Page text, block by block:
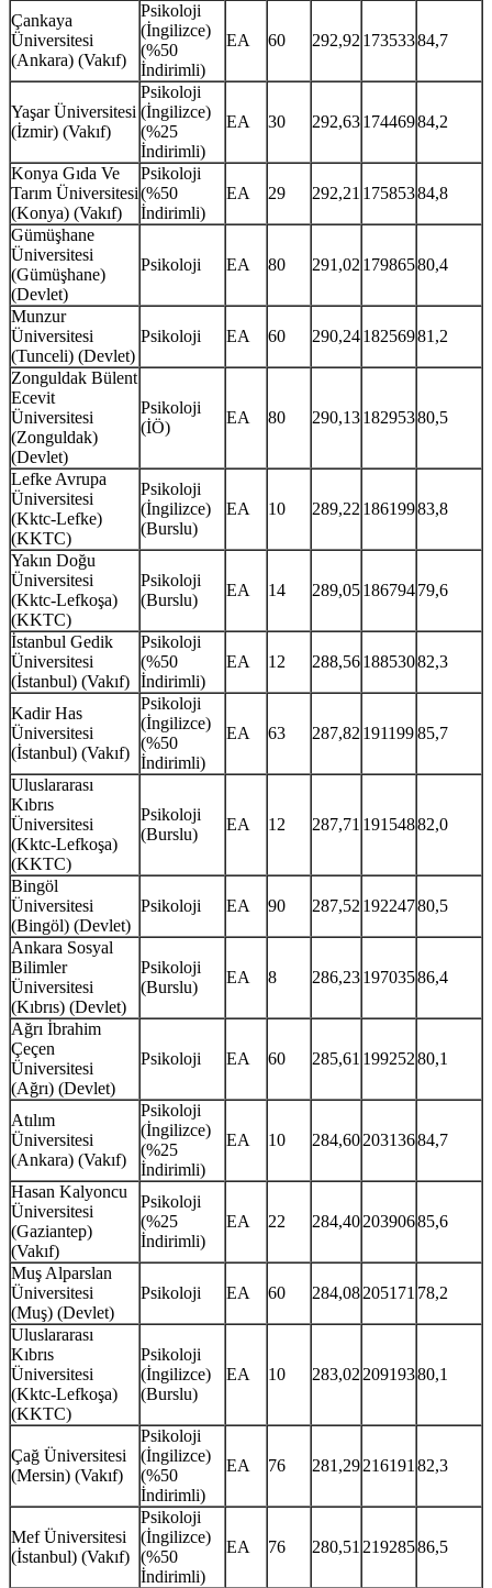
Çankaya
Üniversitesi
(Ankara) (Vakıf)
Psikoloji
(İngilizce)
(%50
İndirimli)
EA 60 292,9217353384,7
Yaşar Üniversitesi
(İzmir) (Vakıf)
Psikoloji
(İngilizce)
(%25
İndirimli)
EA 30 292,6317446984,2
Konya Gıda Ve
Tarım Üniversitesi
(Konya) (Vakıf)
Psikoloji
(%50
İndirimli)
EA 29 292,21 17585384,8
Gümüşhane
Üniversitesi
(Gümüşhane)
(Devlet)
Psikoloji EA 80 291,0217986580,4
Munzur
Üniversitesi
(Tunceli) (Devlet)
Psikoloji EA 60 290,2418256981,2
Zonguldak Bülent
Ecevit
Üniversitesi
(Zonguldak)
(Devlet)
Psikoloji
(İÖ)
EA 80 290,1318295380,5
Lefke Avrupa
Üniversitesi
(Kktc-Lefke)
(KKTC)
Psikoloji
(İngilizce)
(Burslu)
EA 10 289,2218619983,8
Yakın Doğu
Üniversitesi
(Kktc-Lefkoşa)
(KKTC)
Psikoloji
(Burslu)
EA 14 289,0518679479,6
İstanbul Gedik
Üniversitesi
(İstanbul) (Vakıf)
Psikoloji
(%50
İndirimli)
EA 12 288,5618853082,3
Kadir Has
Üniversitesi
(İstanbul) (Vakıf)
Psikoloji
(İngilizce)
(%50
İndirimli)
EA 63 287,8219119985,7
Uluslararası
Kıbrıs
Üniversitesi
(Kktc-Lefkoşa)
(KKTC)
Psikoloji
(Burslu)
EA 12 287,71 19154882,0
Bingöl
Üniversitesi
(Bingöl) (Devlet)
Psikoloji EA 90 287,5219224780,5
Ankara Sosyal
Bilimler
Üniversitesi
(Kıbrıs) (Devlet)
Psikoloji
(Burslu)
EA 8 286,2319703586,4
Ağrı İbrahim
Çeçen
Üniversitesi
(Ağrı) (Devlet)
Psikoloji EA 60 285,61 19925280,1
Atılım
Üniversitesi
(Ankara) (Vakıf)
Psikoloji
(İngilizce)
(%25
İndirimli)
EA 10 284,6020313684,7
Hasan Kalyoncu
Üniversitesi
(Gaziantep)
(Vakıf)
Psikoloji
(%25
İndirimli)
EA 22 284,4020390685,6
Muş Alparslan
Üniversitesi
(Muş) (Devlet)
Psikoloji EA 60 284,08205171 78,2
Uluslararası
Kıbrıs
Üniversitesi
(Kktc-Lefkoşa)
(KKTC)
Psikoloji
(İngilizce)
(Burslu)
EA 10 283,0220919380,1
Çağ Üniversitesi
(Mersin) (Vakıf)
Psikoloji
(İngilizce)
(%50
İndirimli)
EA 76 281,2921619182,3
Mef Üniversitesi
(İstanbul) (Vakıf)
Psikoloji
(İngilizce)
(%50
İndirimli)
EA 76 280,5121928586,5